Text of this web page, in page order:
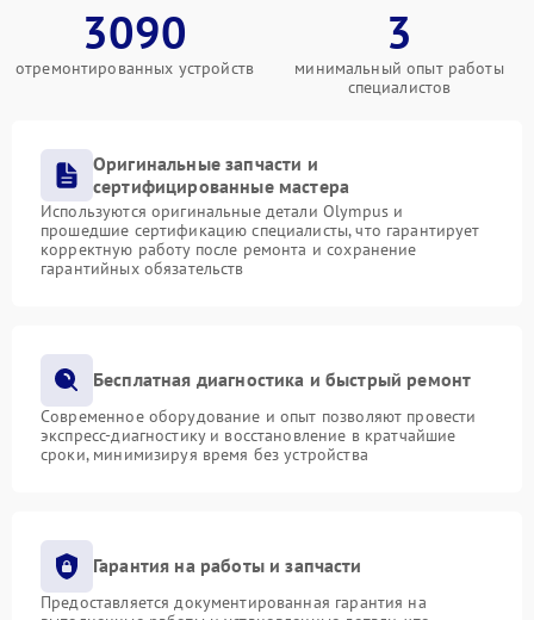
3090
отремонтированных устройств
3
минимальный опыт работы
специалистов
Оригинальные запчасти и
сертифицированные мастера
Используются оригинальные детали Olympus и
прошедшие сертификацию специалисты, что гарантирует
корректную работу после ремонта и сохранение
гарантийных обязательств
Бесплатная диагностика и быстрый ремонт
Современное оборудование и опыт позволяют провести
экспресс-диагностику и восстановление в кратчайшие
сроки, минимизируя время без устройства
Гарантия на работы и запчасти
Предоставляется документированная гарантия на